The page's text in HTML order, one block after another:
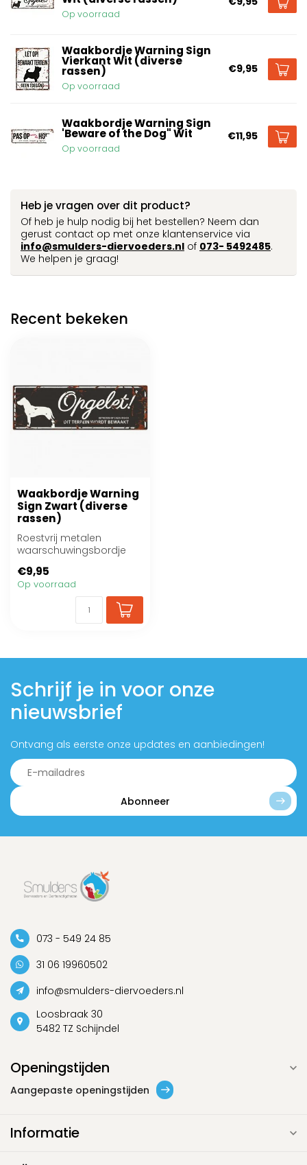
Op voorraad
Waakbordje Warning Sign
Vierkant Wit (diverse
rassen)
Op voorraad
€9,95
Waakbordje Warning Sign
'Beware of the Dog" Wit
Op voorraad
€11,95
Heb je vragen over dit product?
Of heb je hulp nodig bij het bestellen? Neem dan
gerust contact op met onze klantenservice via
info@smulders-diervoeders.nl of 073- 5492485.
We helpen je graag!
Recent bekeken
Waakbordje Warning
Sign Zwart (diverse
rassen)
Roestvrij metalen
waarschuwingsbordje
€9,95
Op voorraad
Schrijf je in voor onze
nieuwsbrief
Ontvang als eerste onze updates en aanbiedingen!
Abonneer
073 - 549 24 85
31 06 19960502
info@smulders-diervoeders.nl
Loosbraak 30
5482 TZ Schijndel
Openingstijden
Aangepaste openingstijden
Informatie